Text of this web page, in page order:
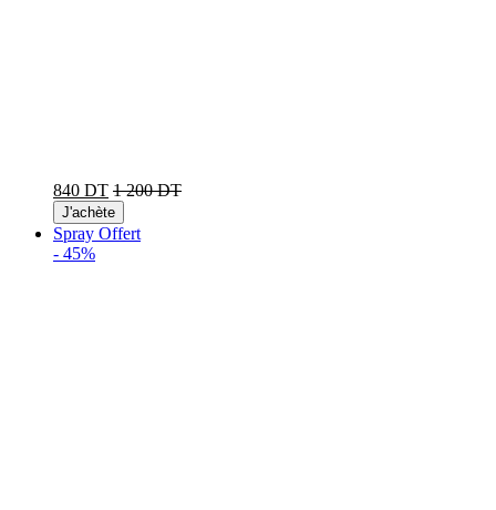
840 DT 1 200 DT
J'achète
Spray Offert
- 45%